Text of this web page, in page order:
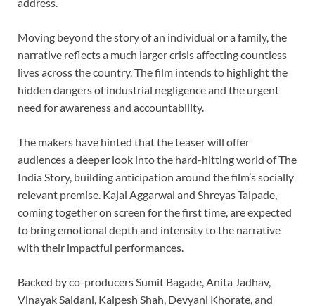
Moving beyond the story of an individual or a family, the
narrative reflects a much larger crisis affecting countless
lives across the country. The film intends to highlight the
hidden dangers of industrial negligence and the urgent
need for awareness and accountability.
The makers have hinted that the teaser will offer
audiences a deeper look into the hard-hitting world of The
India Story, building anticipation around the film’s socially
relevant premise. Kajal Aggarwal and Shreyas Talpade,
coming together on screen for the first time, are expected
to bring emotional depth and intensity to the narrative
with their impactful performances.
Backed by co-producers Sumit Bagade, Anita Jadhav,
Vinayak Saidani, Kalpesh Shah, Devyani Khorate, and